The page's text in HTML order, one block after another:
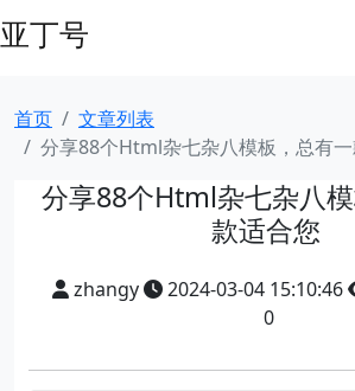
亚丁号
首页
文章列表
分享88个Html杂七杂八模板，总有
分享88个Html杂七杂八
款适合您
zhangy 2024-03-04 15:10:46
0